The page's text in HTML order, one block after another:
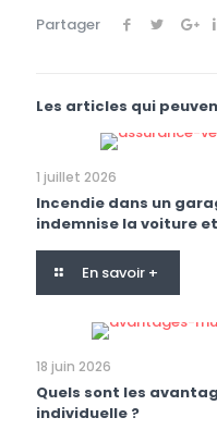
Partager
Les articles qui
1 juillet 2026
Incendie dans un
indemnise la voiture
En savoir +
18 juin 2026
Quels sont les
individuelle ?